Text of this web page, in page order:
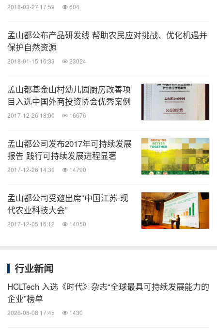
优惠价格。
2017年，Climate FieldView数字农业平台应用面积已
超过 7.2亿亩（
FieldView数字农业平台信息，请访问climate.com。
气候公司（The Climate Corporation
气候公司是孟山都公司的子公司，致力于通过数字技
术帮助全球农民持续提高农田生产力。气候公司拥有
平台融合了一系列数字技
术，为农民提供广泛的农业数字解决工具。整合了田
间数据传输，农艺模型，天气监测功能，Climate
FieldView平台可帮助农民深入地掌握农田信息，更
孟山都公司
孟山都公司致力于通过不同的农田解决方案来满足不
2018-03-27 17:59 604
孟山都公布产品研发线 帮助农民应对挑战、优化机遇并
保护自然资源
2018-01-15 16:33 23024
孟山都基金山村幼儿园厨房改善项
目入选中国外商投资协会优秀案例
2017-12-26 18:00 16676
孟山都公司发布2017年可持续发展
报告 践行可持续发展进程显著
2017-12-26 14:30 14790
孟山都公司受邀出席“中国江苏-现
代农业科技大会”
2017-12-05 16:12 14050
行业新闻
HCLTech 入选《时代》杂志“全球最具可持续发展能力的
企业”榜单
2026-08-08 17:45 1430